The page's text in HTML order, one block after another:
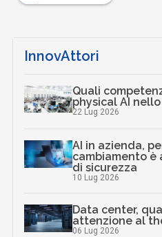
InnovAttori
Quali
physical AI
22 Lug 2026
AI in azienda,
cambiamento è
di sicurezza
10 Lug 2026
Data center,
attenzione al
06 Lug 2026